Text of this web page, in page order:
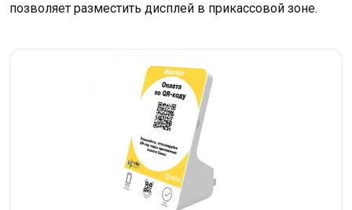
позволяет разместить дисплей в прикассовой зоне.